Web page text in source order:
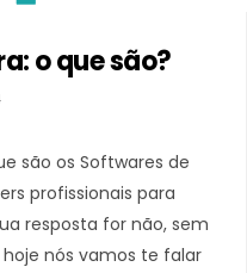
o que são?
são os Softwares de
profissionais para
resposta for não, sem
nós vamos te falar